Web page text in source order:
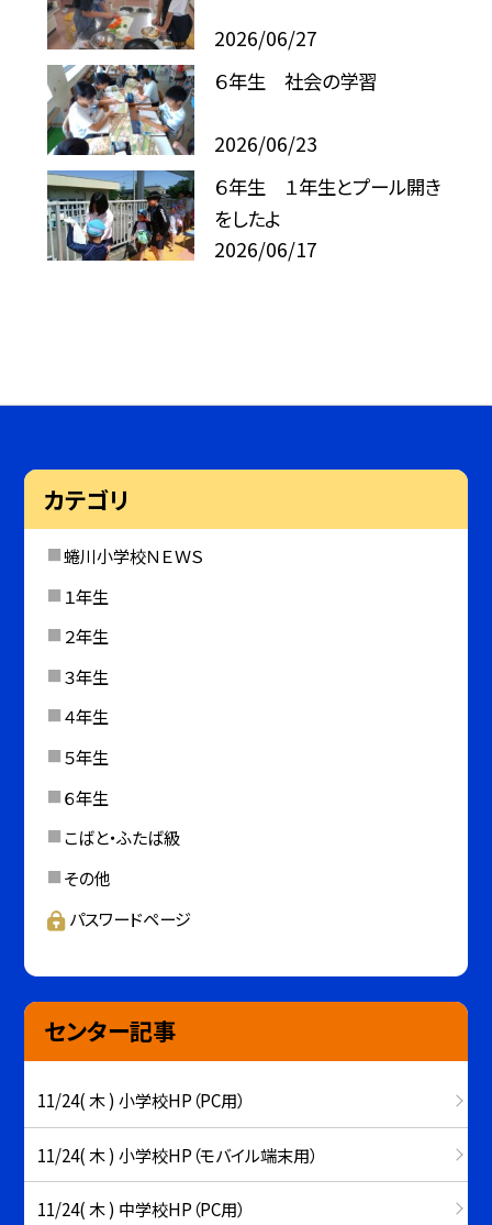
2026/06/27
６年生 社会の学習
2026/06/23
６年生 １年生とプール開き
をしたよ
2026/06/17
カテゴリ
蜷川小学校ＮＥＷＳ
１年生
２年生
３年生
４年生
５年生
６年生
こばと・ふたば級
その他
パスワードページ
センター記事
11/24( 木 ) 小学校HP（PC用）
11/24( 木 ) 小学校HP（モバイル端末用）
11/24( 木 ) 中学校HP（PC用）